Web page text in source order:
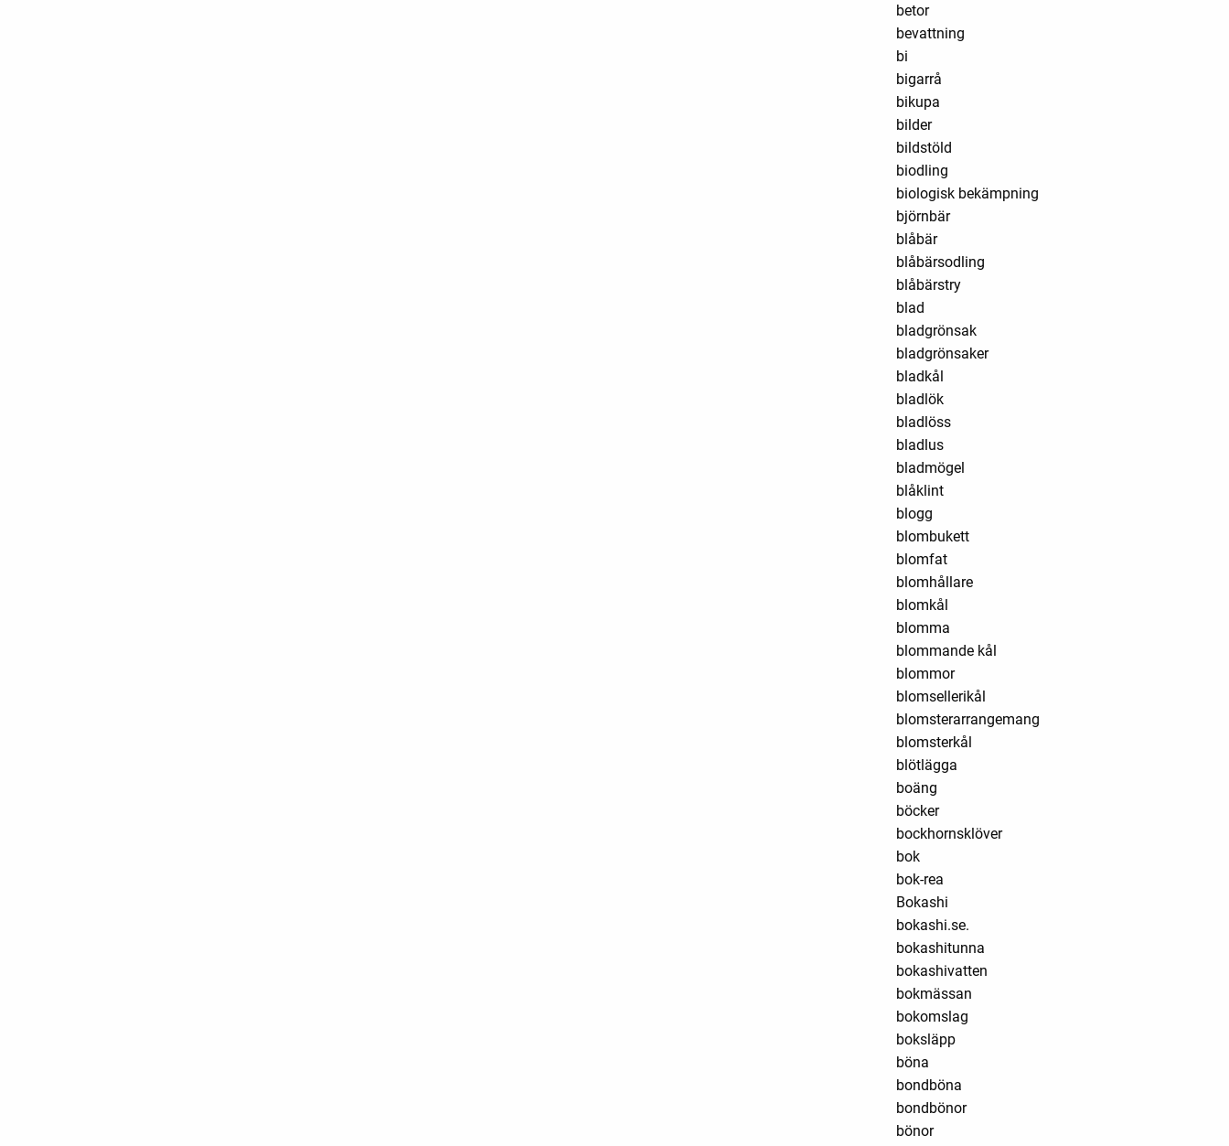
betor
bevattning
bi
bigarrå
bikupa
bilder
bildstöld
biodling
biologisk bekämpning
björnbär
blåbär
blåbärsodling
blåbärstry
blad
bladgrönsak
bladgrönsaker
bladkål
bladlök
bladlöss
bladlus
bladmögel
blåklint
blogg
blombukett
blomfat
blomhållare
blomkål
blomma
blommande kål
blommor
blomsellerikål
blomsterarrangemang
blomsterkål
blötlägga
boäng
böcker
bockhornsklöver
bok
bok-rea
Bokashi
bokashi.se.
bokashitunna
bokashivatten
bokmässan
bokomslag
boksläpp
böna
bondböna
bondbönor
bönor